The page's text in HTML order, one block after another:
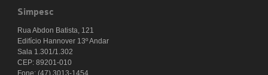
Simpesc
Rua Abdon Batista, 121
Edifício Hannover 13º Andar
Sala 1.301/1.302
CEP: 89201-010